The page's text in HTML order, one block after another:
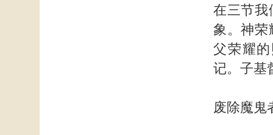
在三节我
象。神荣
父荣耀
记。子基
废除魔鬼